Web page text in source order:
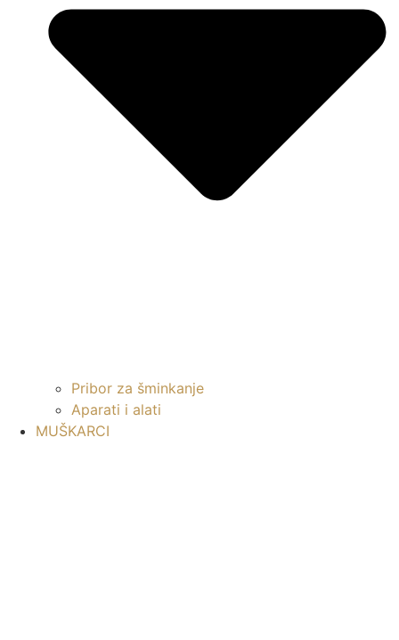
Pribor za šminkanje
Aparati i alati
MUŠKARCI